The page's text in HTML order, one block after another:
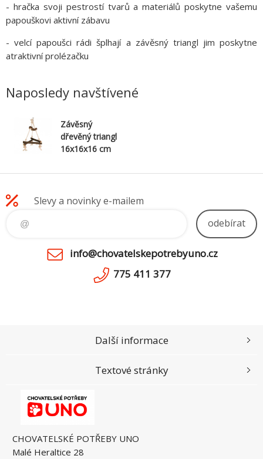
- hračka svoji pestrostí tvarů a materiálů poskytne vašemu
papouškovi aktivní zábavu
- velcí papoušci rádi šplhají a závěsný triangl jim poskytne
atraktivní prolézačku
Naposledy navštívené
Závěsný
dřevěný triangl
16x16x16 cm
Slevy a novinky e-mailem
odebírat
info@chovatelskepotrebyuno.cz
775 411 377
CHOVATELSKÉ POTŘEBY UNO
Malé Heraltice 28
Další informace
Textové stránky